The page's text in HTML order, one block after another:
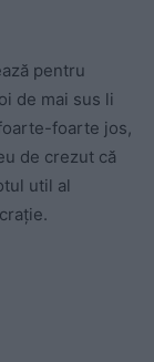
pentru
de mai sus li
foarte jos,
de crezut că
util al